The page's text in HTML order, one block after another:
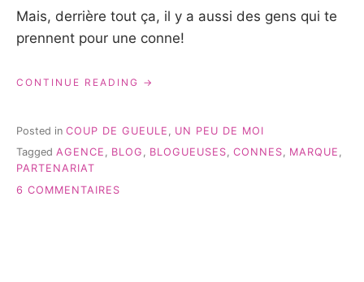
Mais, derrière tout ça, il y a aussi des gens qui te
prennent pour une conne!
CONTINUE READING « QUAND
SONT
POUR
Posted in COUP DE GUEULE
UN PEU DE MOI
Tagged AGENCE , BLOG , BLOGUEUSES, CONNES, MARQUE ,
PARTENARIAT
6 COMMENTAIRES